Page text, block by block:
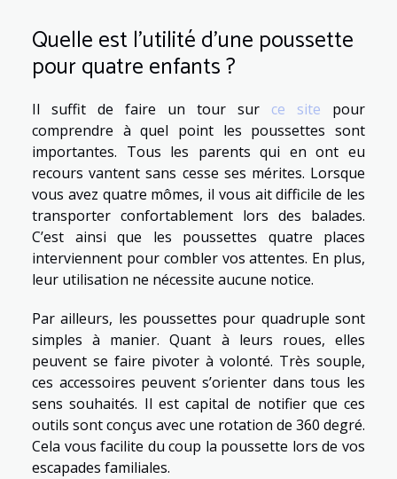
Quelle est l’utilité d’une poussette
pour quatre enfants ?
Il suffit de faire un tour sur ce site pour
comprendre à quel point les poussettes sont
importantes. Tous les parents qui en ont eu
recours vantent sans cesse ses mérites. Lorsque
vous avez quatre mômes, il vous ait difficile de les
transporter confortablement lors des balades.
C’est ainsi que les poussettes quatre places
interviennent pour combler vos attentes. En plus,
leur utilisation ne nécessite aucune notice.
Par ailleurs, les poussettes pour quadruple sont
simples à manier. Quant à leurs roues, elles
peuvent se faire pivoter à volonté. Très souple,
ces accessoires peuvent s’orienter dans tous les
sens souhaités. Il est capital de notifier que ces
outils sont conçus avec une rotation de 360 degré.
Cela vous facilite du coup la poussette lors de vos
escapades familiales.